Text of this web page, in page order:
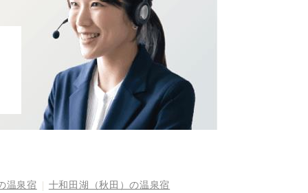
温泉宿
十和田湖（秋田）の温泉宿